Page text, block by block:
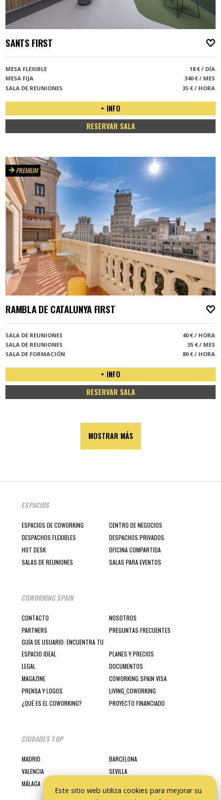
SANTS FIRST
MESA FLEXIBLE
18 € / DÍA
MESA FIJA
340 € / MES
SALA DE REUNIONES
35 € / HORA
+ INFO
RESERVAR SALA
PREMIUM
RAMBLA DE CATALUNYA FIRST
SALA DE REUNIONES
40 € / HORA
SALA DE REUNIONES
35 € / MES
SALA DE FORMACIÓN
80 € / HORA
+ INFO
RESERVAR SALA
MOSTRAR MÁS
ESPACIOS
ESPACIOS DE COWORKING
CENTRO DE NEGOCIOS
DESPACHOS FLEXIBLES
DESPACHOS PRIVADOS
HOT DESK
OFICINA COMPARTIDA
SALAS DE REUNIONES
SALAS PARA EVENTOS
COWORKING SPAIN
CONTACTO
NOSOTROS
PARTNERS
PREGUNTAS FRECUENTES
GUÍA DE USUARIO: ENCUENTRA TU
ESPACIO IDEAL
PLANES Y PRECIOS
LEGAL
DOCUMENTOS
MAGAZINE
COWORKING SPAIN VISA
PRENSA Y LOGOS
LIVING_COWORKING
¿QUÉ ES EL COWORKING?
PROYECTO FINANCIADO
CIUDADES TOP
MADRID
BARCELONA
VALENCIA
SEVILLA
MÁLAGA
Este sitio web utiliza cookies para mejorar su